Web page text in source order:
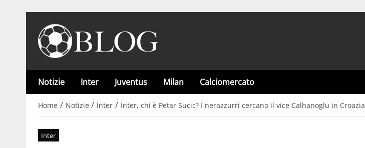
Notizie Inter Juventus Milan Calciomercato
Home / Notizie / Inter / Inter, chi è Petar Sucic? I nerazzurri cercano il vice Calhanoglu in Croazia
Inter